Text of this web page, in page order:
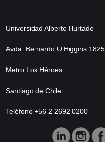
Universidad Alberto Hurtado
Avda. Bernardo O’Higgins 1825
Metro Los Héroes
Santiago de Chile
Teléfono +56 2 2692 0200